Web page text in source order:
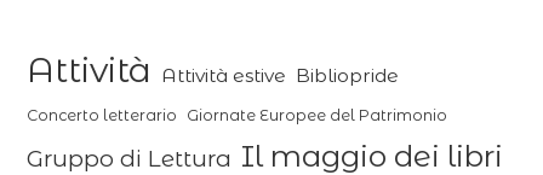
Attività Attività estive Bibliopride
Concerto letterario Giornate Europee del Patrimonio
Gruppo di Lettura Il maggio dei libri